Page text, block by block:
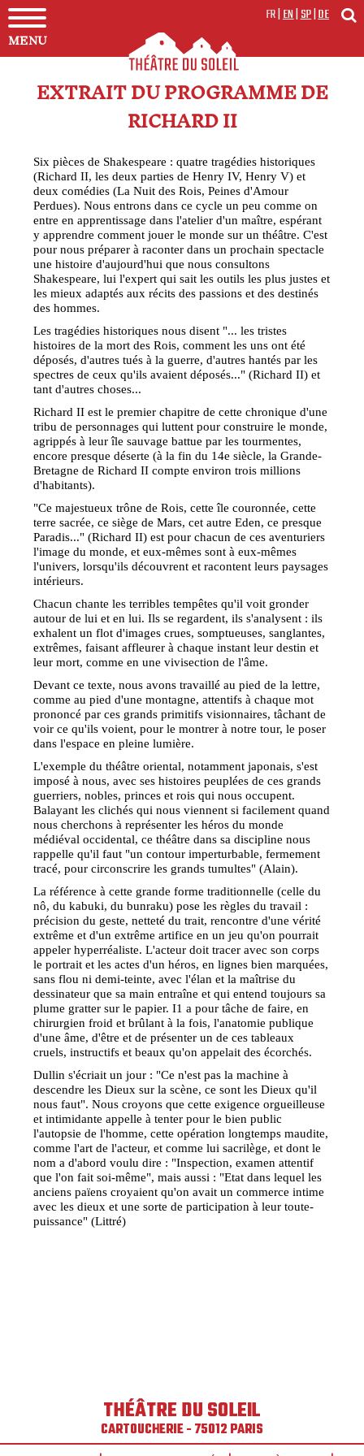
MENU
FR|EN|SP|DE
EXTRAIT DU PROGRAMME DE
RICHARD II
Six pièces de Shakespeare : quatre tragédies historiques
(Richard II, les deux parties de Henry IV, Henry V) et
deux comédies (La Nuit des Rois, Peines d'Amour
Perdues). Nous entrons dans ce cycle un peu comme on
entre en apprentissage dans l'atelier d'un maître, espérant
y apprendre comment jouer le monde sur un théâtre. C'est
pour nous préparer à raconter dans un prochain spectacle
une histoire d'aujourd'hui que nous consultons
Shakespeare, lui l'expert qui sait les outils les plus justes et
les mieux adaptés aux récits des passions et des destinés
des hommes.
Les tragédies historiques nous disent "... les tristes
histoires de la mort des Rois, comment les uns ont été
déposés, d'autres tués à la guerre, d'autres hantés par les
spectres de ceux qu'ils avaient déposés..." (Richard II) et
tant d'autres choses...
Richard II est le premier chapitre de cette chronique d'une
tribu de personnages qui luttent pour construire le monde,
agrippés à leur île sauvage battue par les tourmentes,
encore presque déserte (à la fin du 14e siècle, la Grande-
Bretagne de Richard II compte environ trois millions
d'habitants).
"Ce majestueux trône de Rois, cette île couronnée, cette
terre sacrée, ce siège de Mars, cet autre Eden, ce presque
Paradis..." (Richard II) est pour chacun de ces aventuriers
l'image du monde, et eux-mêmes sont à eux-mêmes
l'univers, lorsqu'ils découvrent et racontent leurs paysages
intérieurs.
Chacun chante les terribles tempêtes qu'il voit gronder
autour de lui et en lui. Ils se regardent, ils s'analysent : ils
exhalent un flot d'images crues, somptueuses, sanglantes,
extrêmes, faisant affleurer à chaque instant leur destin et
leur mort, comme en une vivisection de l'âme.
Devant ce texte, nous avons travaillé au pied de la lettre,
comme au pied d'une montagne, attentifs à chaque mot
prononcé par ces grands primitifs visionnaires, tâchant de
voir ce qu'ils voient, pour le montrer à notre tour, le poser
dans l'espace en pleine lumière.
L'exemple du théâtre oriental, notamment japonais, s'est
imposé à nous, avec ses histoires peuplées de ces grands
guerriers, nobles, princes et rois qui nous occupent.
Balayant les clichés qui nous viennent si facilement quand
nous cherchons à représenter les héros du monde
médiéval occidental, ce théâtre dans sa discipline nous
rappelle qu'il faut "un contour imperturbable, fermement
tracé, pour circonscrire les grands tumultes" (Alain).
La référence à cette grande forme traditionnelle (celle du
nô, du kabuki, du bunraku) pose les règles du travail :
précision du geste, netteté du trait, rencontre d'une vérité
extrême et d'un extrême artifice en un jeu qu'on pourrait
appeler hyperréaliste. L'acteur doit tracer avec son corps
le portrait et les actes d'un héros, en lignes bien marquées,
sans flou ni demi-teinte, avec l'élan et la maîtrise du
dessinateur que sa main entraîne et qui entend toujours sa
plume gratter sur le papier. I1 a pour tâche de faire, en
chirurgien froid et brûlant à la fois, l'anatomie publique
d'une âme, d'être et de présenter un de ces tableaux
cruels, instructifs et beaux qu'on appelait des écorchés.
Dullin s'écriait un jour : "Ce n'est pas la machine à
descendre les Dieux sur la scène, ce sont les Dieux qu'il
nous faut". Nous croyons que cette exigence orgueilleuse
et intimidante appelle à tenter pour le bien public
l'autopsie de l'homme, cette opération longtemps maudite,
comme l'art de l'acteur, et comme lui sacrilège, et dont le
nom a d'abord voulu dire : "Inspection, examen attentif
que l'on fait soi-même", mais aussi : "Etat dans lequel les
anciens païens croyaient qu'on avait un commerce intime
avec les dieux et une sorte de participation à leur toute-
puissance" (Littré)
THÉÂTRE DU SOLEIL
CARTOUCHERIE - 75012 PARIS